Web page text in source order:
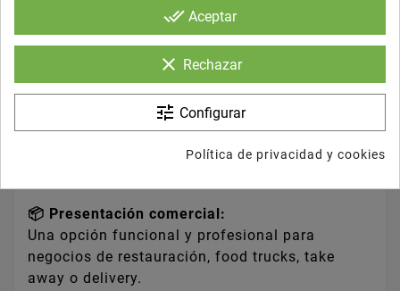
♻️Reutilizable: Alternativa más sostenible que
: Ideal para platos de pasta, arroces,
ensaladas calientes o guisos.
📦 Presentación comercial:
Una opción funcional y profesional para
negocios de restauración, food trucks, take
away o delivery.
done_all Aceptar
clear Rechazar
tune Configurar
Política de privacidad y cookies